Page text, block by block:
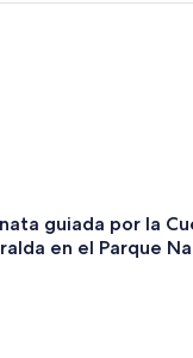
canadienses
guiada por la
en el Parque
guiada por la